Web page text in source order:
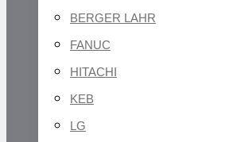
BERGER LAHR
FANUC
HITACHI
KEB
LG